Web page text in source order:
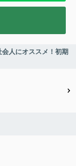
人にオススメ！初期